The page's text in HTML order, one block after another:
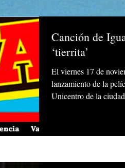
Canción de
‘tierrita’
El viernes 17 de
lanzamiento de la
Unicentro de la